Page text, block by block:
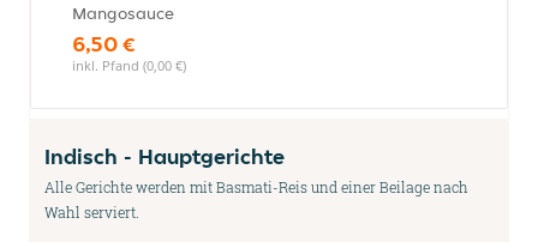
Mangosauce
6,50 €
inkl. Pfand (0,00 €)
Indisch - Hauptgerichte
Alle Gerichte werden mit Basmati-Reis und einer Beilage nach
Wahl serviert.